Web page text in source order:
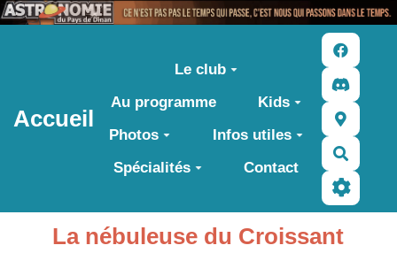
Accueil
Le club
Au programme
Kids
Photos
Infos utiles
Spécialités
Contact
La nébuleuse du Croissant